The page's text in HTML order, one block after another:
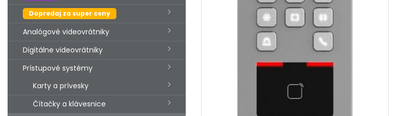
Dopredaj za super ceny
Analógové videovrátniky
Digitálne videovrátniky
Prístupové systémy
Karty a prívesky
Čítačky a klávesnice